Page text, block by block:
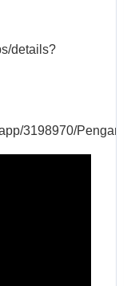
details?
3198970/